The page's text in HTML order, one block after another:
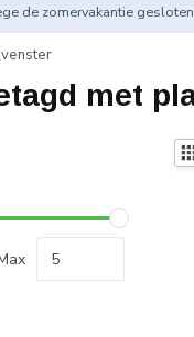
de zomervakantie
met